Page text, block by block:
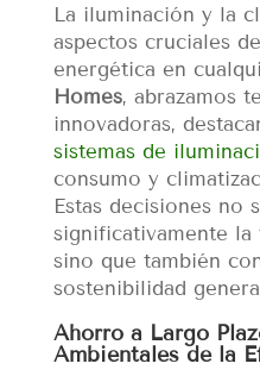
La iluminación y la
aspectos cruciales
energética en
Homes, abrazamos
innovadoras,
sistemas de
consumo y
Estas decisiones no
significativamente la
sino que también
sostenibilidad
Ahorro a Largo
Ambientales de la